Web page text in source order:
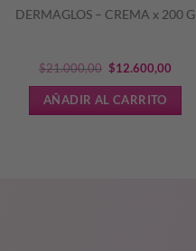
DERMAGLOS – CREMA x 200 G
$21.000,00 El
precio
original
$12.600,00El
precio
actual
AÑADIR AL CARRITO